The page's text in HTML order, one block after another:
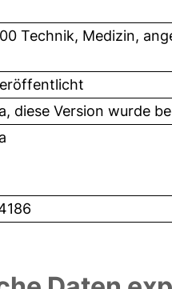
Technik, Medizin,
diese Version wurde